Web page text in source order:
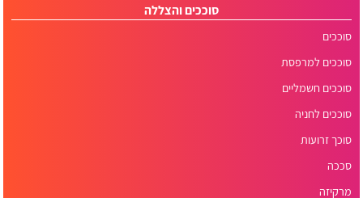
סוככים והצללה
סוככים
סוככים למרפסת
סוככים חשמליים
סוככים לחניה
סוכך זרועות
סככה
מרקיזה